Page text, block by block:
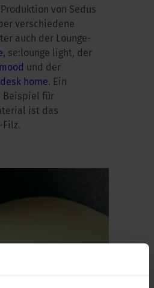
von Sedus
verschiedene
auch der Lounge-
, se:lounge light, der
und der
home. Ein
Beispiel für
ist das
Filz.